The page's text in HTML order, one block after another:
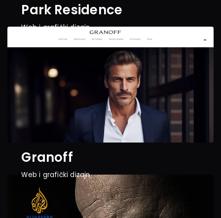
Park Residence
Web i grafički dizajn
Granoff
Web i grafički dizajn